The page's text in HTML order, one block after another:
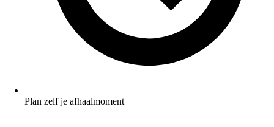
Plan zelf je afhaalmoment